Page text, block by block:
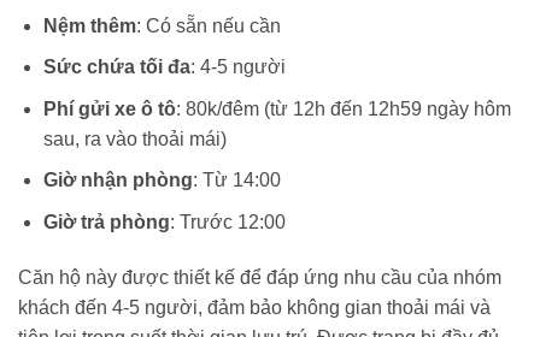
Nệm thêm: Có sẵn nếu cần
Sức chứa tối đa: 4-5 người
Phí gửi xe ô tô: 80k/đêm (từ 12h đến 12h59 ngày hôm
sau, ra vào thoải mái)
Giờ nhận phòng: Từ 14:00
Giờ trả phòng: Trước 12:00
Căn hộ này được thiết kế để đáp ứng nhu cầu của nhóm
khách đến 4-5 người, đảm bảo không gian thoải mái và